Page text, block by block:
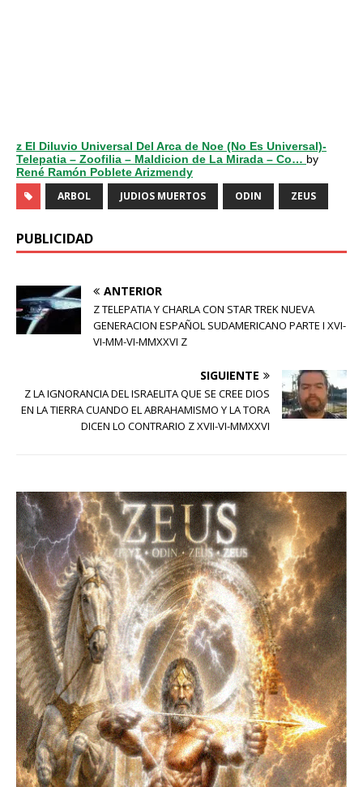
z El Diluvio Universal Del Arca de Noe (No Es Universal)-
Telepatia – Zoofilia – Maldicion de La Mirada – Co… by
René Ramón Poblete Arizmendy
ARBOL JUDIOS MUERTOS ODIN ZEUS
PUBLICIDAD
ANTERIOR
Z TELEPATIA Y CHARLA CON STAR TREK NUEVA
GENERACION ESPAÑOL SUDAMERICANO PARTE I XVI-
VI-MM-VI-MMXXVI Z
SIGUIENTE
Z LA IGNORANCIA DEL ISRAELITA QUE SE CREE DIOS
EN LA TIERRA CUANDO EL ABRAHAMISMO Y LA TORA
DICEN LO CONTRARIO Z XVII-VI-MMXXVI